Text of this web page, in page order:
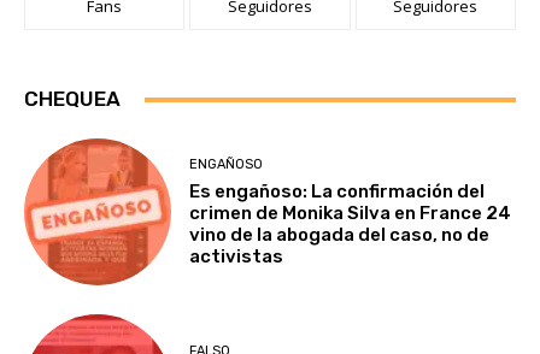
Fans Seguidores Seguidores
CHEQUEA
ENGAÑOSO
Es engañoso: La confirmación del
crimen de Monika Silva en France 24
vino de la abogada del caso, no de
activistas